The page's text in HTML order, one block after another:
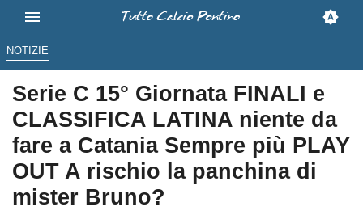
NOTIZIE
Serie C 15° Giornata FINALI e
CLASSIFICA LATINA niente da
fare a Catania Sempre più PLAY
OUT A rischio la panchina di
mister Bruno?